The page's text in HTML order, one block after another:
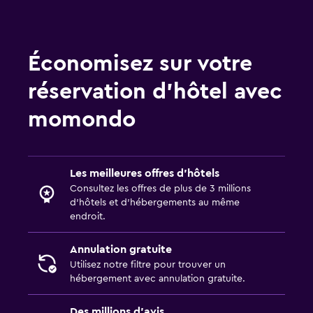
Mini-bar
Petit déjeuner en chambre
Table à manger
Navette aéroport (payant)
Parking gratuit
Parking privé
Multimédia et divertissement
Télévision à écran plat
Télévision par câble ou satellite
Économisez sur votre
réservation d’hôtel avec
momondo
Les meilleures offres d’hôtels
Consultez les offres de plus de 3 millions
d’hôtels et d’hébergements au même
endroit.
Annulation gratuite
Utilisez notre filtre pour trouver un
hébergement avec annulation gratuite.